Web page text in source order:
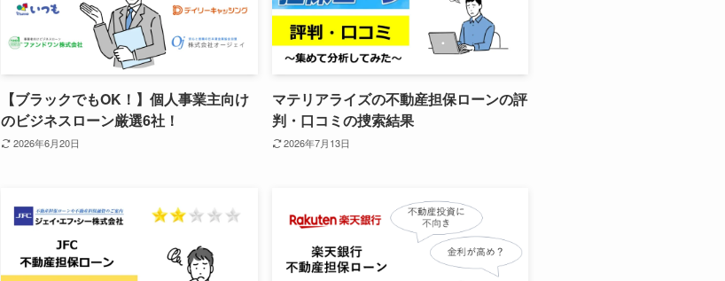
【ブラックでもOK！】個人事業主向け
のビジネスローン厳選6社！
2026年6月20日
マテリアライズの不動産担保ローンの評
判・口コミの捜索結果
2026年7月13日